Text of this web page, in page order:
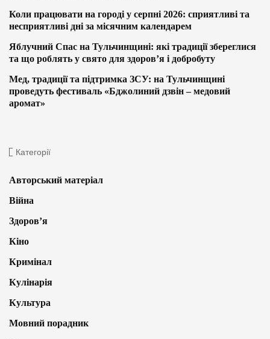
Коли працювати на городі у серпні 2026: сприятливі та
несприятливі дні за місячним календарем
Яблучний Спас на Тульчинщині: які традиції збереглися
та що роблять у свято для здоров’я і добробуту
Мед, традиції та підтримка ЗСУ: на Тульчинщині
проведуть фестиваль «Бджолиний дзвін – медовий
аромат»
Категорії
Авторський матеріал
Війна
Здоров’я
Кіно
Кримінал
Кулінарія
Культура
Мовний порадник